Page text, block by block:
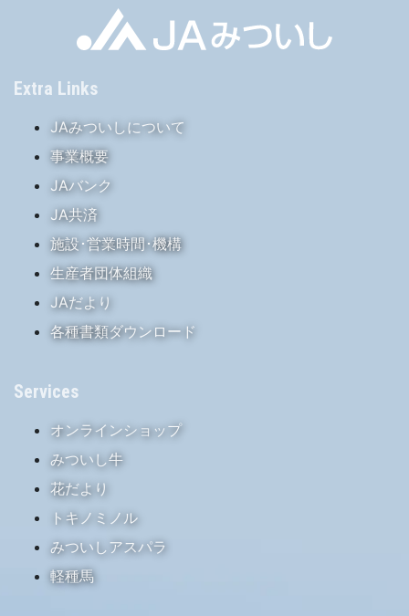
Extra Links
JAみついしについて
事業概要
JAバンク
JA共済
施設･営業時間･機構
生産者団体組織
JAだより
各種書類ダウンロード
Services
オンラインショップ
みついし牛
花だより
トキノミノル
みついしアスパラ
軽種馬